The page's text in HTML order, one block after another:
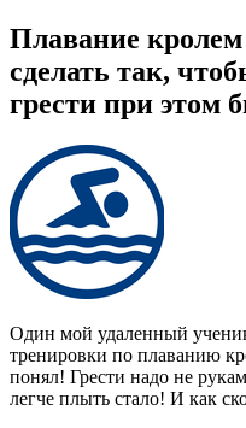
Плавание
сделать так,
грести при этом
Один мой удаленный
тренировки по плаванию
понял! Грести надо не
легче плыть стало! И как